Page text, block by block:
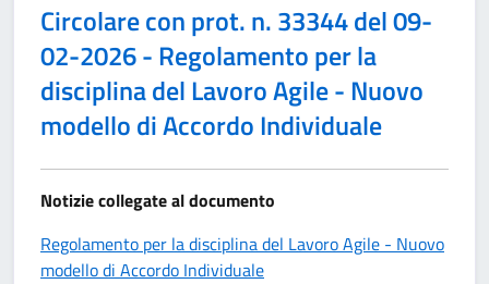
Circolare con prot. n. 33344 del 09-
02-2026 - Regolamento per la
disciplina del Lavoro Agile - Nuovo
modello di Accordo Individuale
Notizie collegate al documento
Regolamento per la disciplina del Lavoro Agile - Nuovo
modello di Accordo Individuale